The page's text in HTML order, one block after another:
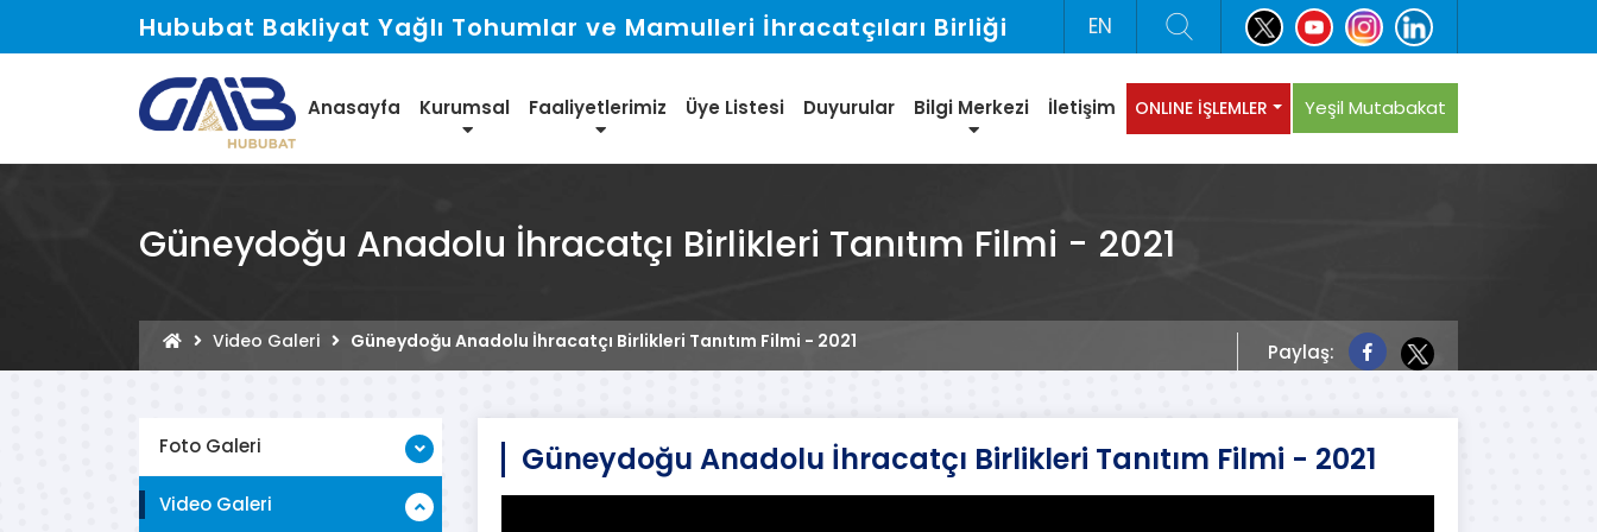
Hububat Bakliyat Yağlı Tohumlar ve Mamulleri İhracatçıları Birliği EN
Anasayfa Kurumsal Faaliyetlerimiz Üye Listesi Duyurular Bilgi Merkezi İletişim ONLINE İŞLEMLER Yeşil Mutabakat
Güneydoğu Anadolu İhracatçı Birlikleri Tanıtım Filmi - 2021
Video Galeri Güneydoğu Anadolu İhracatçı Birlikleri Tanıtım Filmi - 2021 Paylaş:
Foto Galeri
Video Galeri
Güneydoğu Anadolu İhracatçı Birlikleri Tanıtım Filmi - 2021